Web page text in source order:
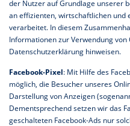
der Nutzer auf Grundlage unserer
an effizienten, wirtschaftlichen und
verarbeitet. In diesem
Informationen zur Verwendung von
Datenschutzerklärung hinweisen.
Facebook-Pixel: Mit Hilfe des
möglich, die Besucher unseres
Darstellung von Anzeigen
Dementsprechend setzen wir das
geschalteten Facebook-Ads nur